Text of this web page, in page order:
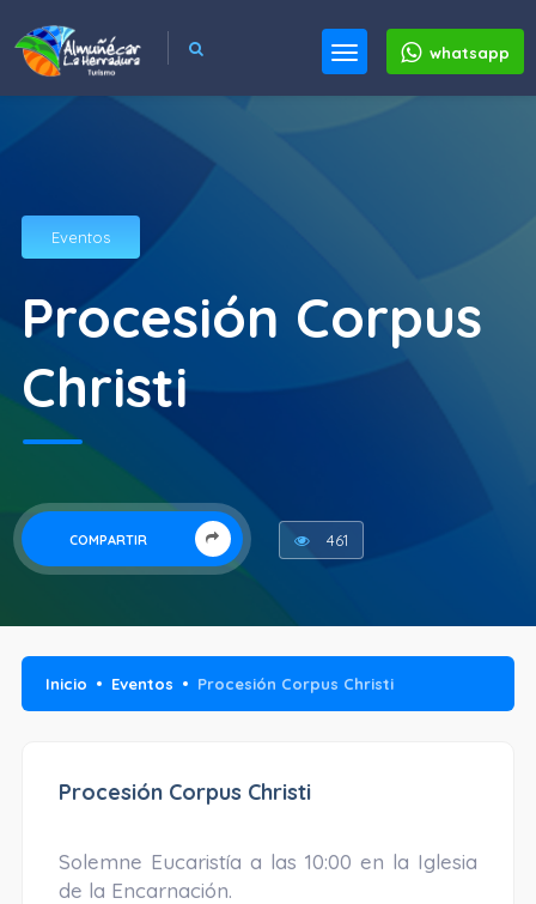
whatsapp
Eventos
Procesión Corpus
Christi
COMPARTIR 461
Inicio Eventos Procesión Corpus Christi
Procesión Corpus Christi
Solemne Eucaristía a las 10:00 en la Iglesia
de la Encarnación.